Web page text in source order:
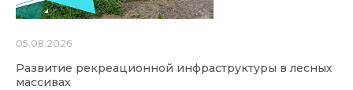
05.08.2026
Развитие рекреационной инфраструктуры в лесных
массивах